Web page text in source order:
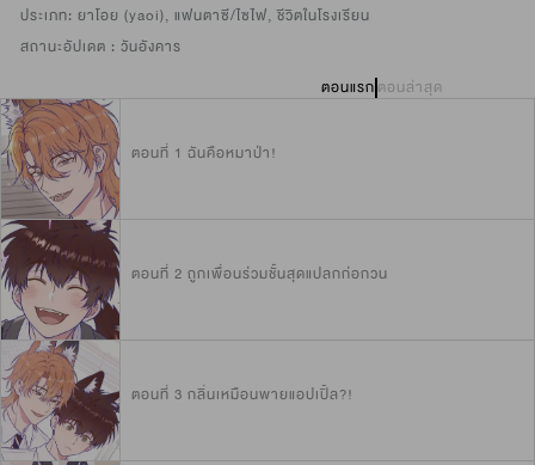
ประเภท: ยาโอย (yaoi), แฟนตาซี/ไซไฟ,ชีวิตในโรงเรียน
สถานะอัปเดต : วันอังคาร
ตอนแรกตอนล่าสุด
ตอนที่ 1 ฉันคือหมาป่า!
ตอนที่ 2 ถูกเพื่อนร่วมชั้นสุดแปลกก่อกวน
ตอนที่ 3 กลิ่นเหมือนพายแอปเปิ้ล?!